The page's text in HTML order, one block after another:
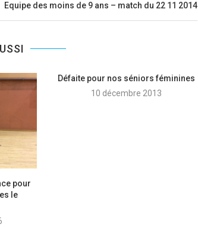
Equipe des moins de 9 ans – match du 22 11 2014
pour
le
Défaite pour nos séniors féminines
10 décembre 2013